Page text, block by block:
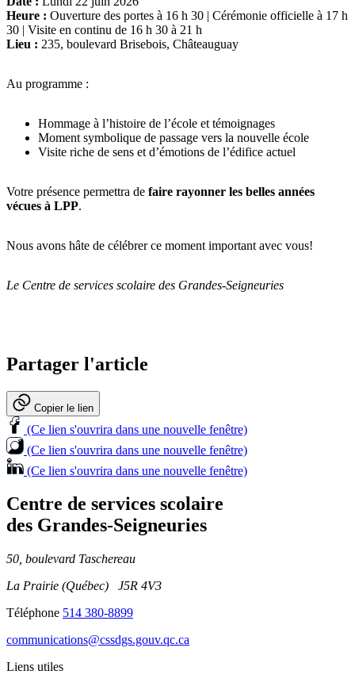
Heure : Ouverture des portes à 16 h 30 | Cérémonie officielle à 17 h
30 | Visite en continu de 16 h 30 à 21 h
Lieu : 235, boulevard Brisebois, Châteauguay
Au programme :
Hommage à l’histoire de l’école et témoignages
Moment symbolique de passage vers la nouvelle école
Visite riche de sens et d’émotions de l’édifice actuel
Votre présence permettra de faire rayonner les belles années
vécues à LPP.
Nous avons hâte de célébrer ce moment important avec vous!
Le Centre de services scolaire des Grandes-Seigneuries
Partager l'article
Copier le lien
(Ce lien s'ouvrira dans une nouvelle fenêtre)
(Ce lien s'ouvrira dans une nouvelle fenêtre)
(Ce lien s'ouvrira dans une nouvelle fenêtre)
Centre de services scolaire
des Grandes‑Seigneuries
50, boulevard Taschereau
La Prairie (Québec) J5R 4V3
Téléphone 514 380-8899
communications@cssdgs.gouv.qc.ca
Liens utiles